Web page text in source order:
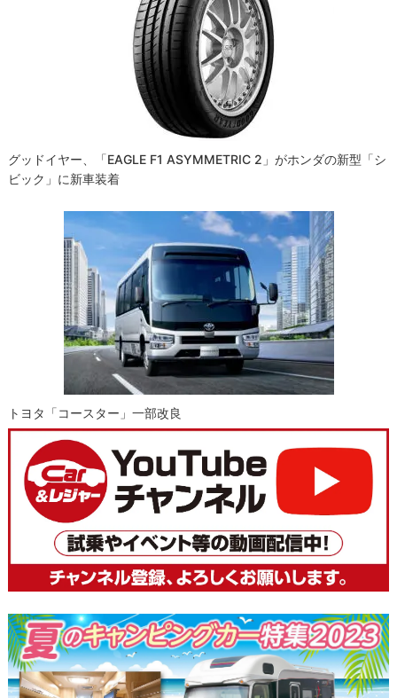
グッドイヤー、「EAGLE F1 ASYMMETRIC 2」がホンダの新型「シ
ビック」に新車装着
トヨタ「コースター」一部改良